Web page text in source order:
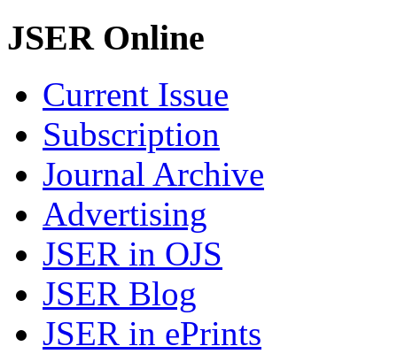
JSER Online
Current Issue
Subscription
Journal Archive
Advertising
JSER in OJS
JSER Blog
JSER in ePrints